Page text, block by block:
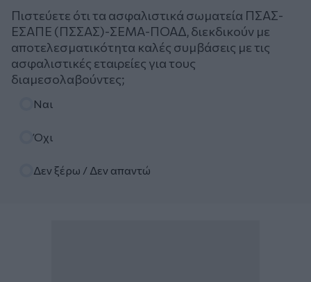
Πιστεύετε ότι τα ασφαλιστικά σωματεία ΠΣΑΣ-
ΕΣΑΠΕ (ΠΣΣΑΣ)-ΣΕΜΑ-ΠΟΑΔ, διεκδικούν με
αποτελεσματικότητα καλές συμβάσεις με τις
ασφαλιστικές εταιρείες για τους
διαμεσολαβούντες;
Ναι
Όχι
Δεν ξέρω / Δεν απαντώ